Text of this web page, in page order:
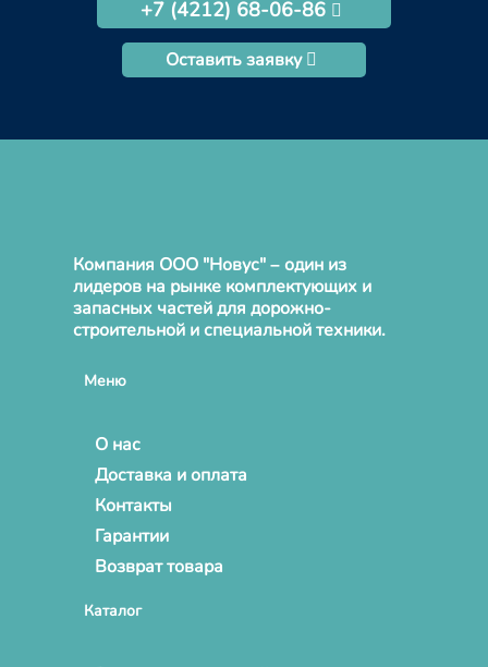
+7 (4212) 68-06-86
Оставить заявку
Компания ООО "Новус" – один из
лидеров на рынке комплектующих и
запасных частей для дорожно-
строительной и специальной техники.
Меню
О нас
Доставка и оплата
Контакты
Гарантии
Возврат товара
Каталог